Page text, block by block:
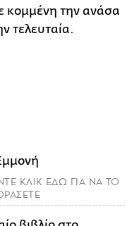
κομμένη την ανάσα
τελευταία.
ΚΛΙΚ ΕΔΩ ΓΙΑ ΝΑ ΤΟ